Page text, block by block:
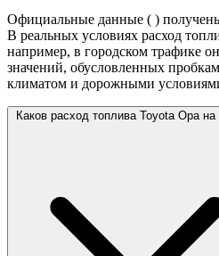
Официальные данные ( )
В реальных условиях расход
например, в городском трафике
значений, обусловленных
климатом и дорожными
Каков расход топлива Toyota Opa